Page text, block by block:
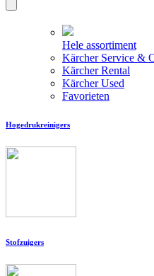
Hele assortiment
Kärcher Service &
Kärcher Rental
Kärcher Used
Favorieten
Hogedrukreinigers
Stofzuigers